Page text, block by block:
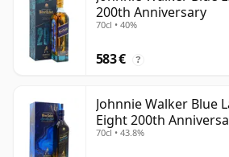
200th Anniversary
70cl • 40%
583 € ?
Johnnie Walker Blue
Eight 200th
70cl • 43.8%